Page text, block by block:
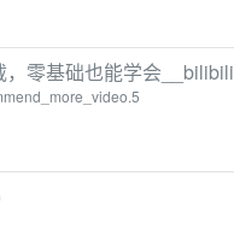
零基础也能学会__bilibili